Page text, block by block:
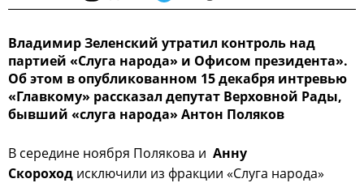
Владимир Зеленский утратил контроль над
партией «Слуга народа» и Офисом президента».
Об этом в опубликованном 15 декабря интревью
«Главкому» рассказал депутат Верховной Рады,
бывший «слуга народа» Антон Поляков
В середине ноября Полякова и Анну
Скороход исключили из фракции «Слуга народа»